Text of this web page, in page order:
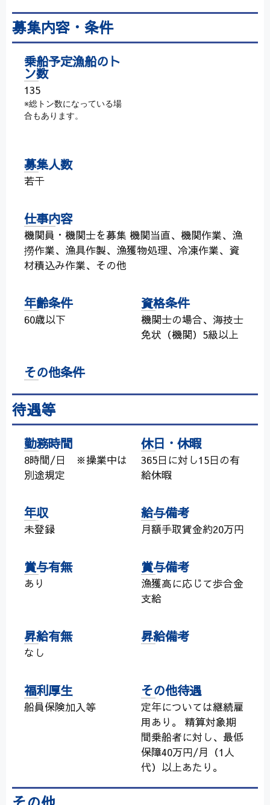
募集内容・条件
乗船予定漁船のト
ン数
135
※総トン数になっている場
合もあります。
募集人数
若干
仕事内容
機関員・機関士を募集 機関当直、機関作業、漁
撈作業、漁具作製、漁獲物処理、冷凍作業、資
材積込み作業、その他
年齢条件
60歳以下
資格条件
機関士の場合、海技士
免状（機関）5級以上
その他条件
待遇等
勤務時間
8時間/日 ※操業中は
別途規定
休日・休暇
365日に対し15日の有
給休暇
年収
未登録
給与備考
月額手取賃金約20万円
賞与有無
あり
賞与備考
漁獲高に応じて歩合金
支給
昇給有無
なし
昇給備考
福利厚生
船員保険加入等
その他待遇
定年については継続雇
用あり。 精算対象期
間乗船者に対し、最低
保障40万円/月（1人
代）以上あたり。